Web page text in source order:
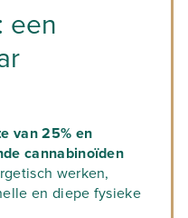
een
van 25% en
cannabinoïden
werken,
en diepe fysieke